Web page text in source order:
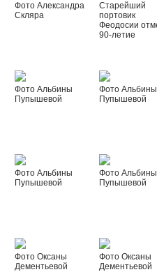
Фото Александра
Скляра
Старейший
портовик
Феодосии
90-летие
Фото Альбины
Пупышевой
Фото Альбины
Пупышевой
Фото Альбины
Пупышевой
Фото Альбины
Пупышевой
Фото Оксаны
Дементьевой
Фото Оксаны
Дементьевой